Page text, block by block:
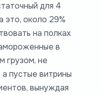
для 4
это, около 29%
на полках
в
грузом, не
пустые витрины
вынуждая